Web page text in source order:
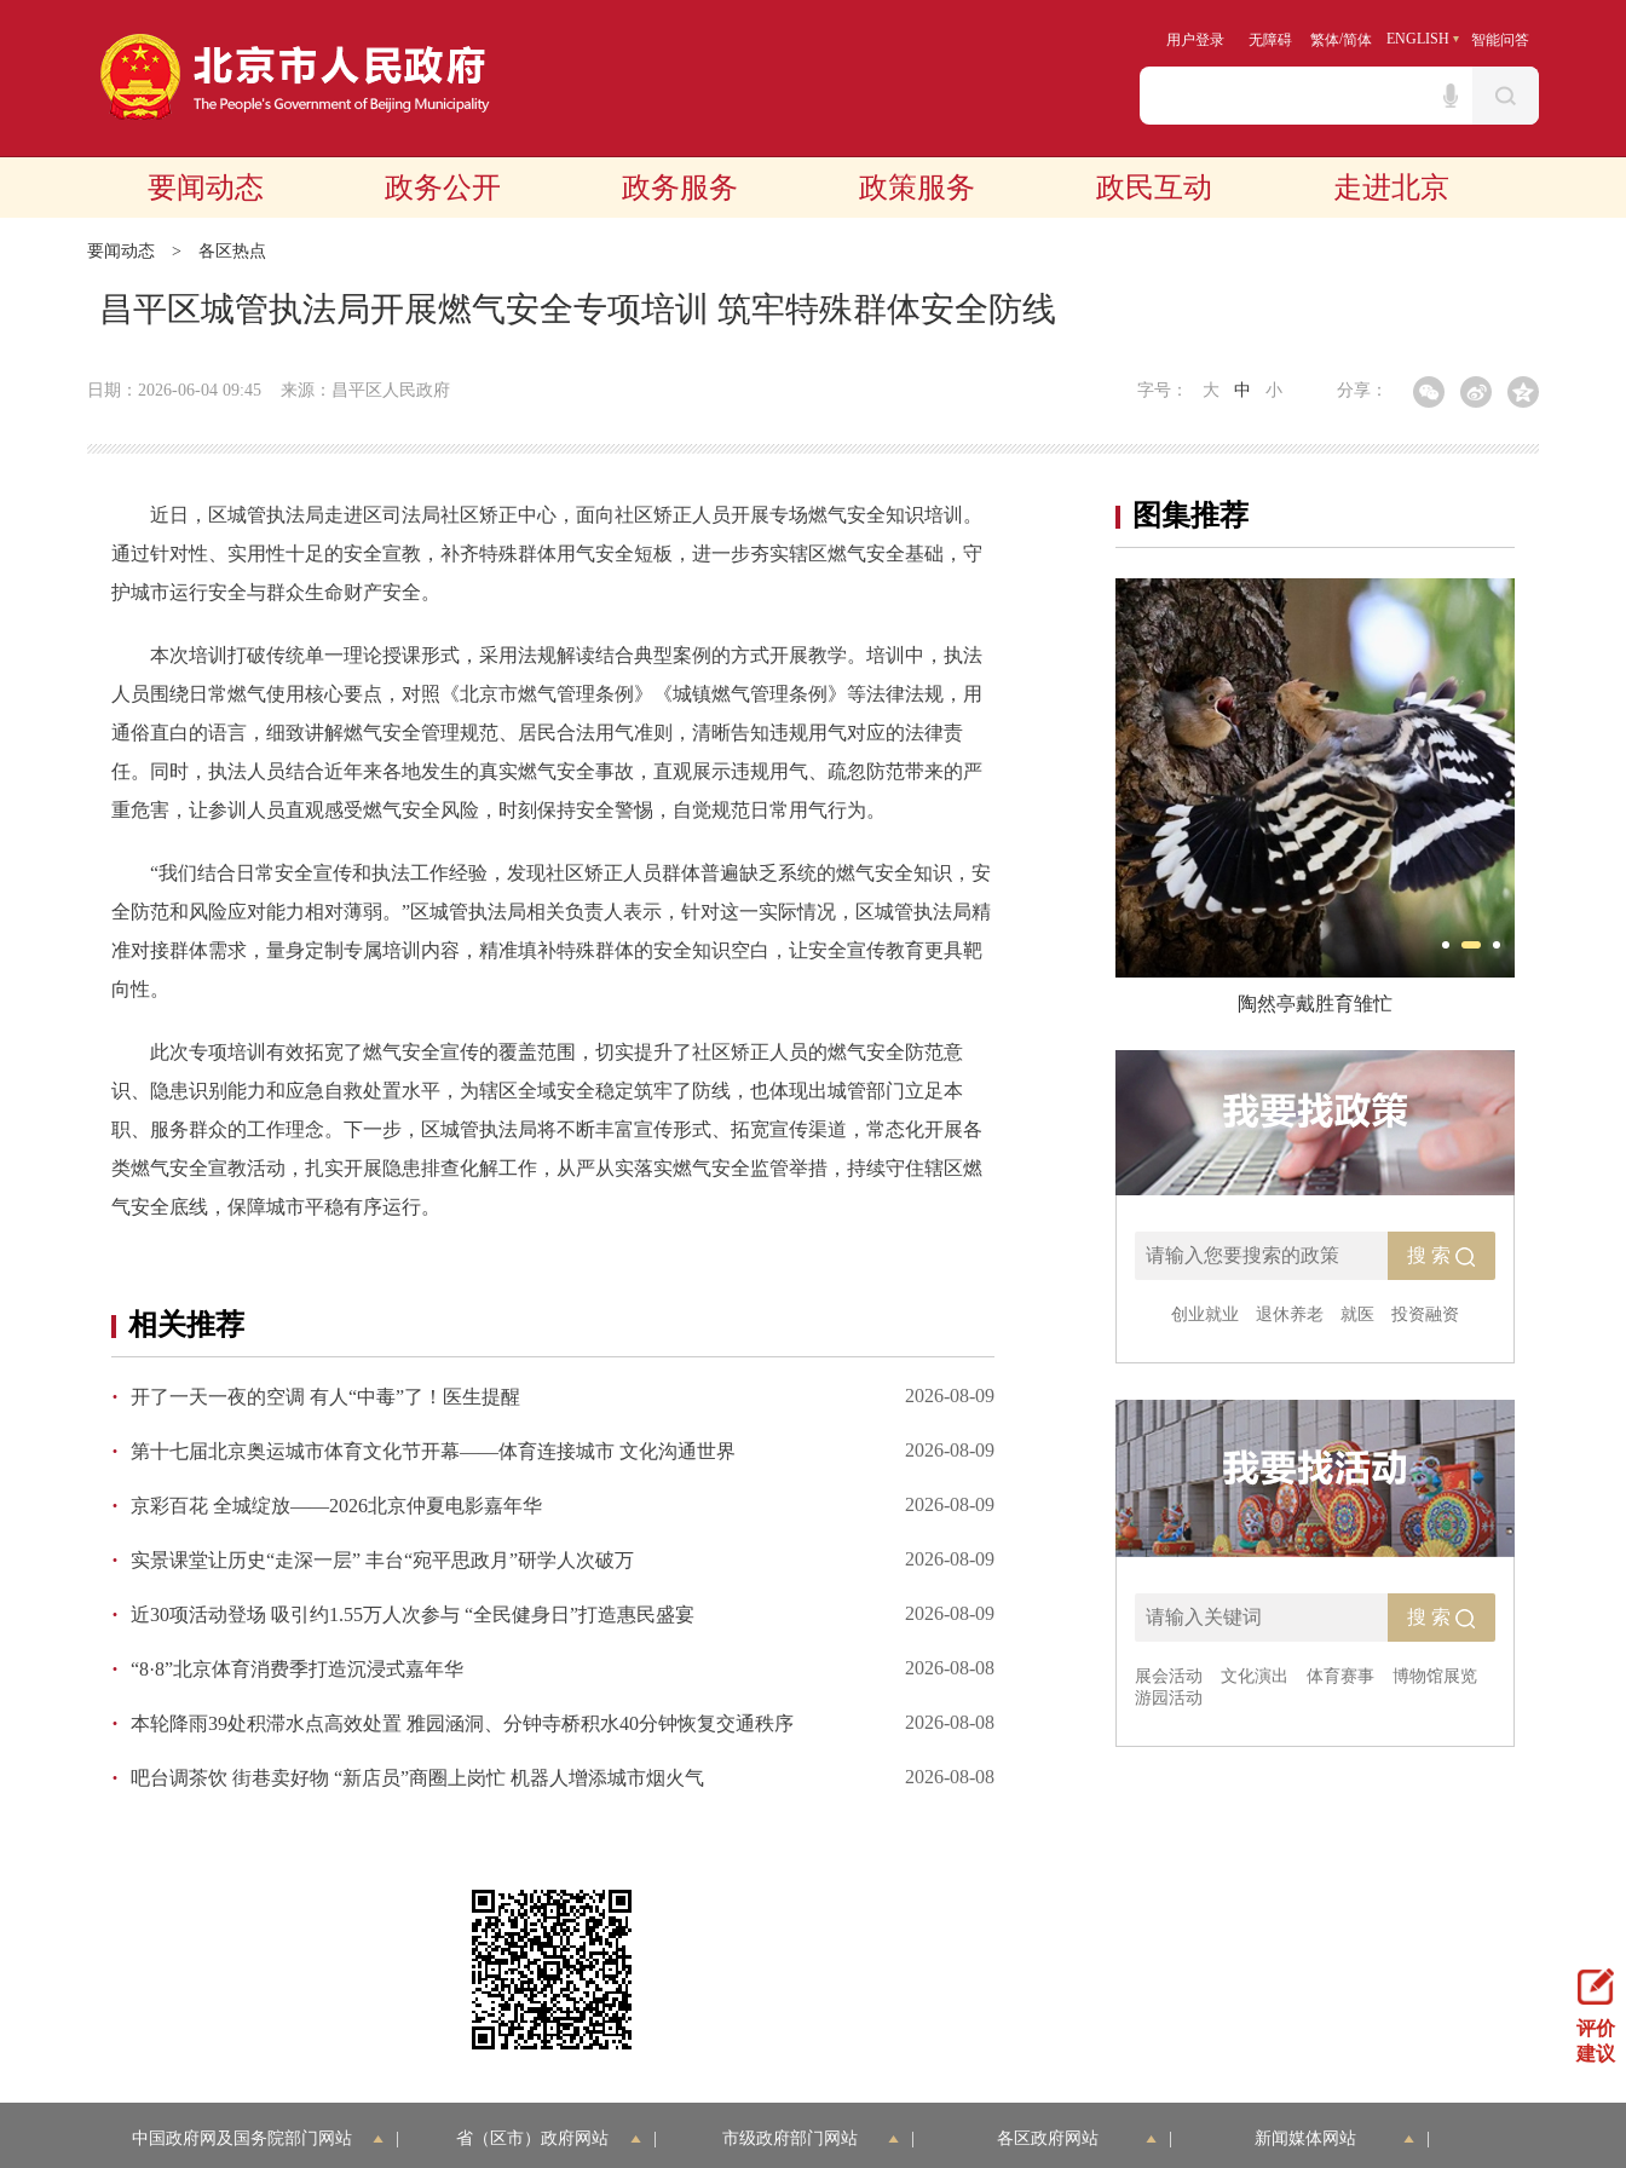
用户登录 无障碍 繁体/简体 ENGLISH 智能问答
要闻动态 政务公开 政务服务 政策服务 政民互动 走进北京
要闻动态 > 各区热点
昌平区城管执法局开展燃气安全专项培训 筑牢特殊群体安全防线
日期：2026-06-04 09:45 来源：昌平区人民政府 分享：
字号： 大 中 小
近日，区城管执法局走进区司法局社区矫正中心，面向社区矫正人员开展专场燃气安全知识培训。
通过针对性、实用性十足的安全宣教，补齐特殊群体用气安全短板，进一步夯实辖区燃气安全基础，守
护城市运行安全与群众生命财产安全。
本次培训打破传统单一理论授课形式，采用法规解读结合典型案例的方式开展教学。培训中，执法
人员围绕日常燃气使用核心要点，对照《北京市燃气管理条例》《城镇燃气管理条例》等法律法规，用
通俗直白的语言，细致讲解燃气安全管理规范、居民合法用气准则，清晰告知违规用气对应的法律责
任。同时，执法人员结合近年来各地发生的真实燃气安全事故，直观展示违规用气、疏忽防范带来的严
重危害，让参训人员直观感受燃气安全风险，时刻保持安全警惕，自觉规范日常用气行为。
“我们结合日常安全宣传和执法工作经验，发现社区矫正人员群体普遍缺乏系统的燃气安全知识，安
全防范和风险应对能力相对薄弱。”区城管执法局相关负责人表示，针对这一实际情况，区城管执法局精
准对接群体需求，量身定制专属培训内容，精准填补特殊群体的安全知识空白，让安全宣传教育更具靶
向性。
此次专项培训有效拓宽了燃气安全宣传的覆盖范围，切实提升了社区矫正人员的燃气安全防范意
识、隐患识别能力和应急自救处置水平，为辖区全域安全稳定筑牢了防线，也体现出城管部门立足本
职、服务群众的工作理念。下一步，区城管执法局将不断丰富宣传形式、拓宽宣传渠道，常态化开展各
类燃气安全宣教活动，扎实开展隐患排查化解工作，从严从实落实燃气安全监管举措，持续守住辖区燃
气安全底线，保障城市平稳有序运行。
相关推荐
· 开了一天一夜的空调 有人“中毒”了！医生提醒 2026-08-09
· 第十七届北京奥运城市体育文化节开幕——体育连接城市 文化沟通世界 2026-08-09
· 京彩百花 全城绽放——2026北京仲夏电影嘉年华 2026-08-09
· 实景课堂让历史“走深一层” 丰台“宛平思政月”研学人次破万 2026-08-09
· 近30项活动登场 吸引约1.55万人次参与 “全民健身日”打造惠民盛宴 2026-08-09
· “8·8”北京体育消费季打造沉浸式嘉年华 2026-08-08
· 本轮降雨39处积滞水点高效处置 雅园涵洞、分钟寺桥积水40分钟恢复交通秩序 2026-08-08
· 吧台调茶饮 街巷卖好物 “新店员”商圈上岗忙 机器人增添城市烟火气 2026-08-08
图集推荐
评价
建议
中国政府网及国务院部门网站 省（区市）政府网站 市级政府部门网站 各区政府网站 新闻媒体网站